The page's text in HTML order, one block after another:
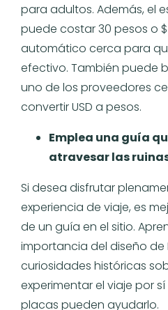
para adultos. Además, el
puede costar 30 pesos o
automático cerca para
efectivo. También puede
uno de los proveedores
convertir USD a pesos.
Emplea una guía
atravesar las
Si desea disfrutar
experiencia de viaje, es
de un guía en el sitio.
importancia del diseño de
curiosidades históricas
experimentar el viaje por
placas pueden ayudarlo.